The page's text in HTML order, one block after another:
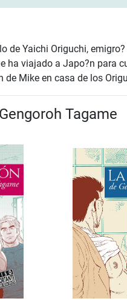
de Yaichi Origuchi,
ha viajado a Japo?n para
de Mike en casa de los
Tagame